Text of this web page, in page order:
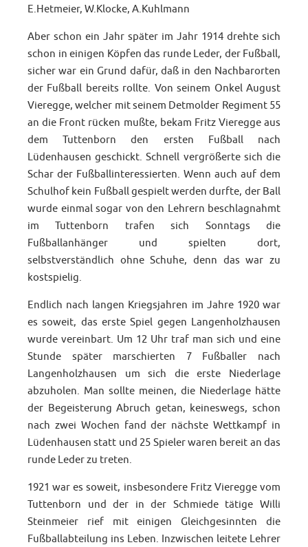
E.Hetmeier, W.Klocke, A.Kuhlmann
Aber schon ein Jahr später im Jahr 1914 drehte sich
schon in einigen Köpfen das runde Leder, der Fußball,
sicher war ein Grund dafür, daß in den Nachbarorten
der Fußball bereits rollte. Von seinem Onkel August
Vieregge, welcher mit seinem Detmolder Regiment 55
an die Front rücken mußte, bekam Fritz Vieregge aus
dem Tuttenborn den ersten Fußball nach
Lüdenhausen geschickt. Schnell vergrößerte sich die
Schar der Fußballinteressierten. Wenn auch auf dem
Schulhof kein Fußball gespielt werden durfte, der Ball
wurde einmal sogar von den Lehrern beschlagnahmt
im Tuttenborn trafen sich Sonntags die
Fußballanhänger und spielten dort,
selbstverständlich ohne Schuhe, denn das war zu
kostspielig.
Endlich nach langen Kriegsjahren im Jahre 1920 war
es soweit, das erste Spiel gegen Langenholzhausen
wurde vereinbart. Um 12 Uhr traf man sich und eine
Stunde später marschierten 7 Fußballer nach
Langenholzhausen um sich die erste Niederlage
abzuholen. Man sollte meinen, die Niederlage hätte
der Begeisterung Abruch getan, keineswegs, schon
nach zwei Wochen fand der nächste Wettkampf in
Lüdenhausen statt und 25 Spieler waren bereit an das
runde Leder zu treten.
1921 war es soweit, insbesondere Fritz Vieregge vom
Tuttenborn und der in der Schmiede tätige Willi
Steinmeier rief mit einigen Gleichgesinnten die
Fußballabteilung ins Leben. Inzwischen leitete Lehrer